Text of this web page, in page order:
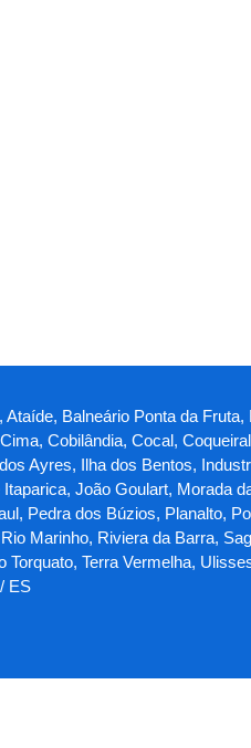
Balneário Ponta da Fruta,
Cobilândia, Cocal,
Ayres, Ilha dos Bentos,
João Goulart, Morada
Pedra dos Búzios, Planalto,
Marinho, Riviera da Barra,
Terra Vermelha,
ES